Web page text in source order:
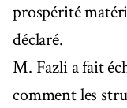
prospérité
déclaré.
M. Fazli a fait
comment les